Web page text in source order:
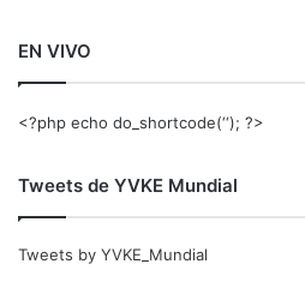
EN VIVO
<?php echo do_shortcode(‘‘); ?>
Tweets de YVKE Mundial
Tweets by YVKE_Mundial